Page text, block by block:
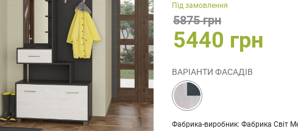
Під замовлення
5440 грн
5875 грн
ВАРІАНТИ ФАСАДІВ
Фабрика-виробник: Фабрика Світ